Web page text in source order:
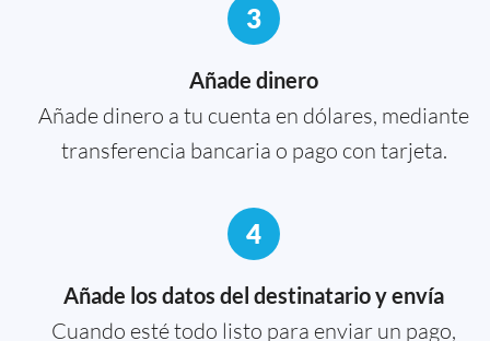
3
Añade dinero
Añade dinero a tu cuenta en dólares, mediante
transferencia bancaria o pago con tarjeta.
4
Añade los datos del destinatario y envía
Cuando esté todo listo para enviar un pago,